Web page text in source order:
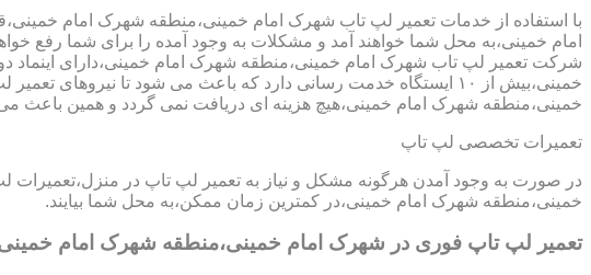
با استفاده از خدمات تعمیر لپ تاب شهرک امام خمینی،منطقه شهرک امام
امام خمینی،به محل شما خواهند آمد و مشکلات به وجود آمده را برای شما رفع
شرکت تعمیر لپ تاب شهرک امام خمینی،منطقه شهرک امام خمینی،دارای
خمینی،بیش از ۱۰ ایستگاه خدمت رسانی دارد که باعث می شود تا
خمینی،منطقه شهرک امام خمینی،هیچ هزینه ای دریافت نمی گردد و همین باعث
تعمیرات تخصصی لپ تاپ
در صورت به وجود آمدن هرگونه مشکل و نیاز به تعمیر لپ تاپ در
خمینی،منطقه شهرک امام خمینی،در کمترین زمان ممکن،به محل شما بیایند.
تعمیر لپ تاپ فوری در شهرک امام خمینی،منطقه شهرک امام